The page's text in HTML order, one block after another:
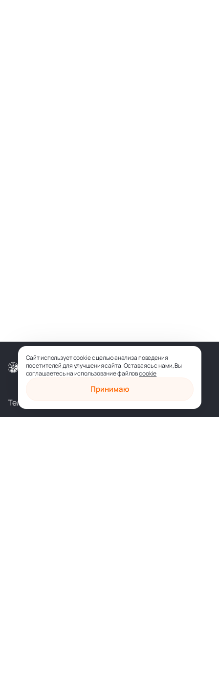
© ООО «СОФИЯ-МЕДИА», 2026
Телеграм Вконтакте
Сайт использует cookie с целью анализа поведения
посетителей для улучшения сайта. Оставаясь с нами, Вы
соглашаетесь на использование файловcookie
Принимаю